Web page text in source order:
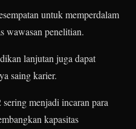
untuk memperdalam
wawasan penelitian.
lanjutan juga dapat
saing karier.
menjadi incaran para
kapasitas